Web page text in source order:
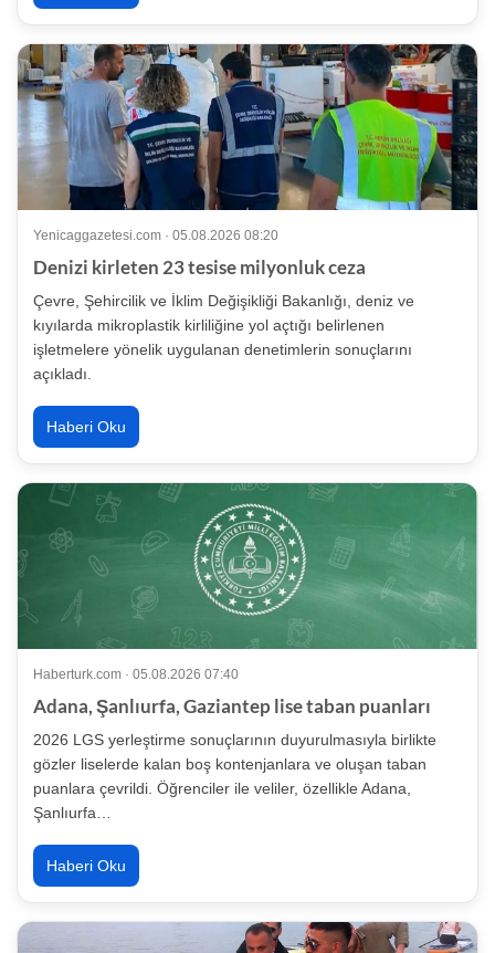
Yenicaggazetesi.com · 05.08.2026 08:20
Denizi kirleten 23 tesise milyonluk ceza
Çevre, Şehircilik ve İklim Değişikliği Bakanlığı, deniz ve
kıyılarda mikroplastik kirliliğine yol açtığı belirlenen
işletmelere yönelik uygulanan denetimlerin sonuçlarını
açıkladı.
Haberi Oku
Haberturk.com · 05.08.2026 07:40
Adana, Şanlıurfa, Gaziantep lise taban puanları
2026 LGS yerleştirme sonuçlarının duyurulmasıyla birlikte
gözler liselerde kalan boş kontenjanlara ve oluşan taban
puanlara çevrildi. Öğrenciler ile veliler, özellikle Adana,
Şanlıurfa…
Haberi Oku